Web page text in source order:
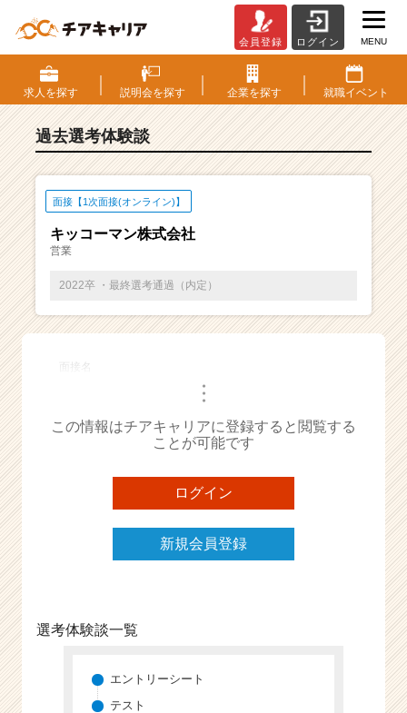
S・
選
考
験
覧
ベ
チ
ー・
成
ら
ス
ト
が
届
く
チ
会員登録 ログイン MENU
求人を探す 説明会を探す 企業を探す 就職イベント
過去選考体験談
面接【1次面接(オンライン)】
キッコーマン株式会社
営業
2022卒 ・最終選考通過（内定）
面接名
・・・
この情報はチアキャリアに登録すると閲覧する
ことが可能です
ログイン
新規会員登録
選考体験談一覧
エントリーシート
テスト